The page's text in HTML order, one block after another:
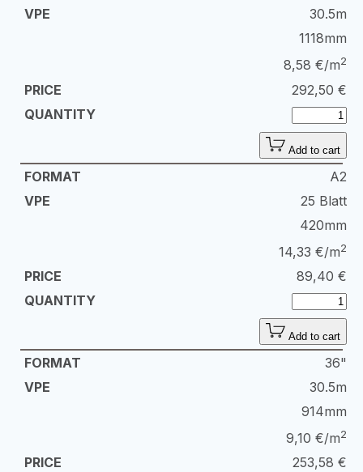
30.5m
1118mm
8,58 €/m2
292,50 €
Add to cart
A2
25 Blatt
420mm
14,33 €/m2
89,40 €
Add to cart
36"
30.5m
914mm
9,10 €/m2
253,58 €